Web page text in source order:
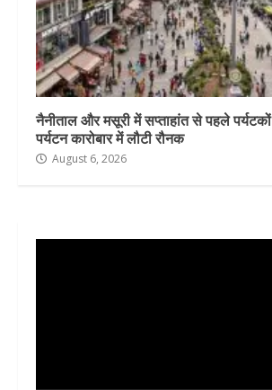
नैनीताल और मसूरी में सप्ताहांत से पहले
पर्यटन कारोबार में लौटी रौनक
August 6, 2026